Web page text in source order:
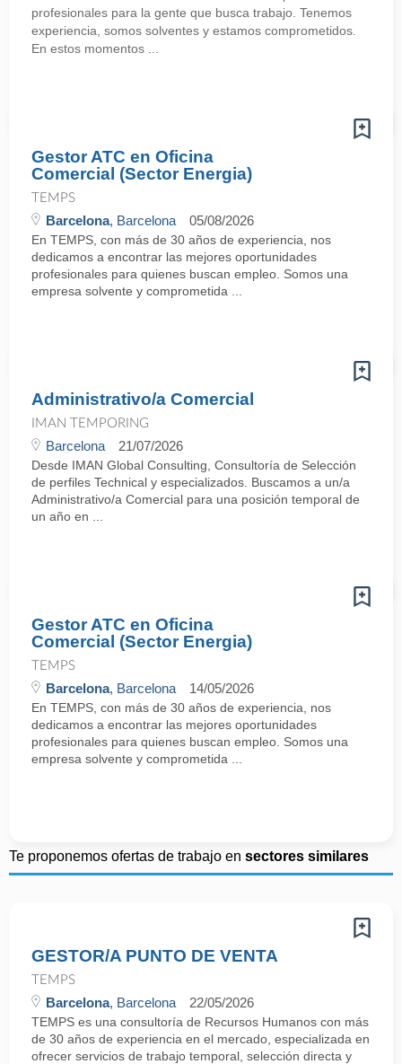
profesionales para la gente que busca trabajo. Tenemos
experiencia, somos solventes y estamos comprometidos.
En estos momentos ...
Gestor ATC en Oficina
Comercial (Sector Energia)
TEMPS
Barcelona, Barcelona 05/08/2026
En TEMPS, con más de 30 años de experiencia, nos
dedicamos a encontrar las mejores oportunidades
profesionales para quienes buscan empleo. Somos una
empresa solvente y comprometida ...
Administrativo/a Comercial
IMAN TEMPORING
Barcelona 21/07/2026
Desde IMAN Global Consulting, Consultoría de Selección
de perfiles Technical y especializados. Buscamos a un/a
Administrativo/a Comercial para una posición temporal de
un año en ...
Gestor ATC en Oficina
Comercial (Sector Energia)
TEMPS
Barcelona, Barcelona 14/05/2026
En TEMPS, con más de 30 años de experiencia, nos
dedicamos a encontrar las mejores oportunidades
profesionales para quienes buscan empleo. Somos una
empresa solvente y comprometida ...
Te proponemos ofertas de trabajo en sectores similares
GESTOR/A PUNTO DE VENTA
TEMPS
Barcelona, Barcelona 22/05/2026
TEMPS es una consultoría de Recursos Humanos con más
de 30 años de experiencia en el mercado, especializada en
ofrecer servicios de trabajo temporal, selección directa y